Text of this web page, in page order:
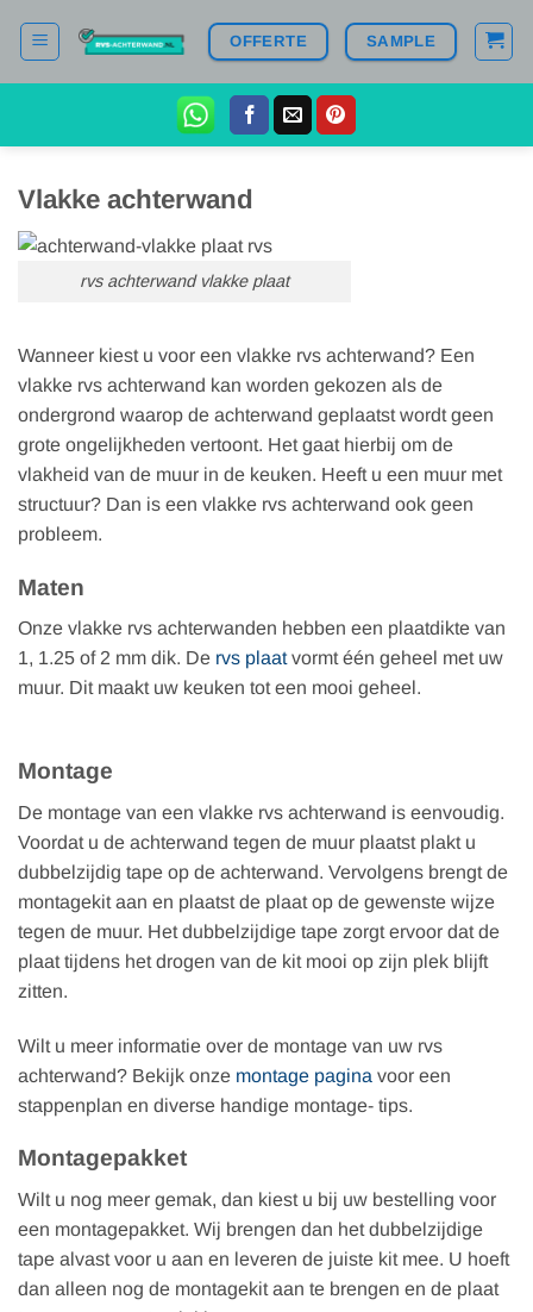
naar
OFFERTE SAMPLE
Vlakke achterwand
rvs achterwand vlakke plaat
Wanneer kiest u voor een vlakke rvs achterwand? Een
vlakke rvs achterwand kan worden gekozen als de
ondergrond waarop de achterwand geplaatst wordt geen
grote ongelijkheden vertoont. Het gaat hierbij om de
vlakheid van de muur in de keuken. Heeft u een muur met
structuur? Dan is een vlakke rvs achterwand ook geen
probleem.
Maten
Onze vlakke rvs achterwanden hebben een plaatdikte van
1, 1.25 of 2 mm dik. De rvs plaatvormt één geheel met uw
muur. Dit maakt uw keuken tot een mooi geheel.
Montage
De montage van een vlakke rvs achterwand is eenvoudig.
Voordat u de achterwand tegen de muur plaatst plakt u
dubbelzijdig tape op de achterwand. Vervolgens brengt de
montagekit aan en plaatst de plaat op de gewenste wijze
tegen de muur. Het dubbelzijdige tape zorgt ervoor dat de
plaat tijdens het drogen van de kit mooi op zijn plek blijft
zitten.
Wilt u meer informatie over de montage van uw rvs
achterwand? Bekijk onze montage pagina voor een
stappenplan en diverse handige montage- tips.
Montagepakket
Wilt u nog meer gemak, dan kiest u bij uw bestelling voor
een montagepakket. Wij brengen dan het dubbelzijdige
tape alvast voor u aan en leveren de juiste kit mee. U hoeft
dan alleen nog de montagekit aan te brengen en de plaat